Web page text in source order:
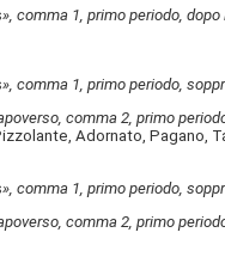
», comma 1, primo periodo, dopo
», comma 1, primo periodo,
comma 2, primo
Adornato, Pagano,
», comma 1, primo periodo,
comma 2, primo